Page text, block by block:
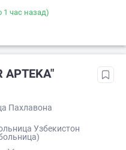
1 час назад)
APTEKA"
Пахлавона
Узбекистон